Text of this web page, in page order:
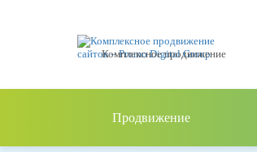
Комплексное продвижение
Продвижение